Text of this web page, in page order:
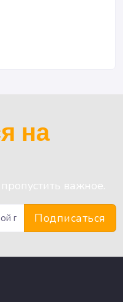
на
важное.
Подписаться